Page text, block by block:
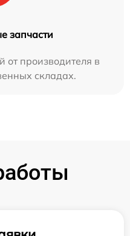
запчасти
от производителя в
складах.